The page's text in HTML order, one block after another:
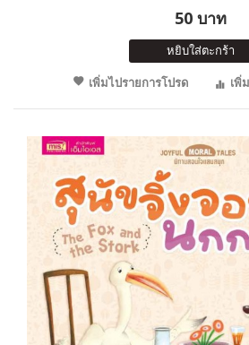
50 บาท
หยิบใส่ตะกร้า
เพิ่มไปรายการโปรด
เพิ่